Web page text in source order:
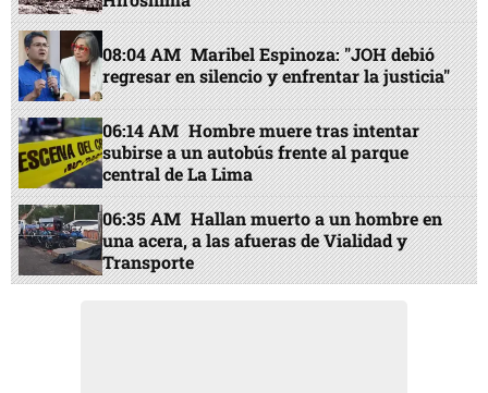
08:04 AM Maribel Espinoza: "JOH debió
regresar en silencio y enfrentar la justicia"
06:14 AM Hombre muere tras intentar
subirse a un autobús frente al parque
central de La Lima
06:35 AM Hallan muerto a un hombre en
una acera, a las afueras de Vialidad y
Transporte